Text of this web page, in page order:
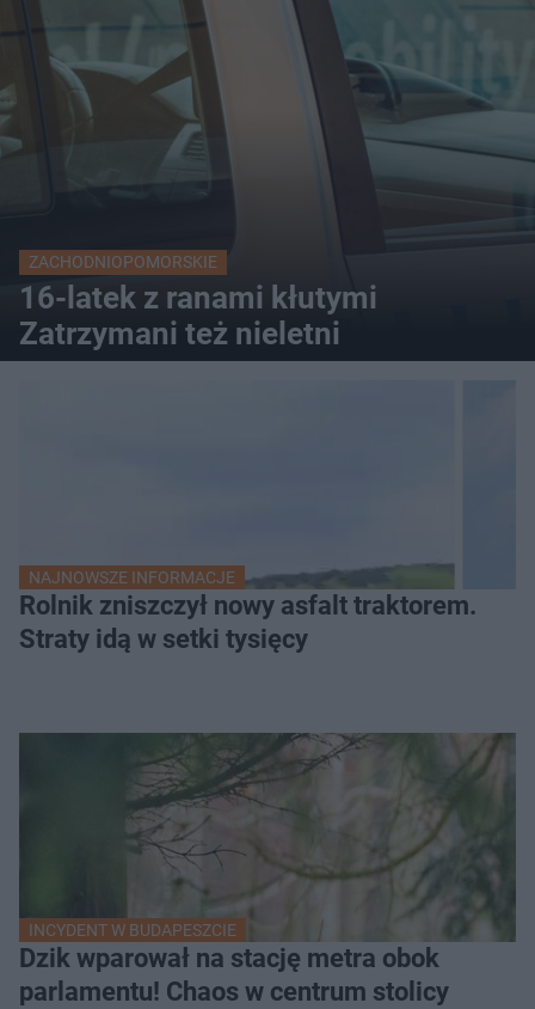
ZACHODNIOPOMORSKIE
16-latek z ranami kłutymi
Zatrzymani też nieletni
NAJNOWSZE INFORMACJE
Rolnik zniszczył nowy asfalt traktorem.
Straty idą w setki tysięcy
INCYDENT W BUDAPESZCIE
Dzik wparował na stację metra obok
parlamentu! Chaos w centrum stolicy